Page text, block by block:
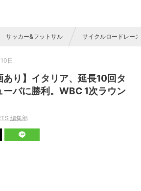
サッカー&フットサル サイクルロードレース
日
あり】イタリア、延長10回タ
バに勝利。WBC 1次ラウン
編集部